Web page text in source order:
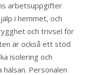
arbetsuppgifter
i hemmet, och
och trivsel för
är också ett stöd
isolering och
Personalen